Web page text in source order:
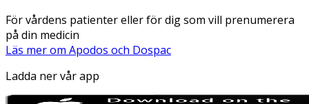
För vårdens patienter eller för dig som vill prenumerera
på din medicin
Läs mer om Apodos och Dospac
Ladda ner vår app